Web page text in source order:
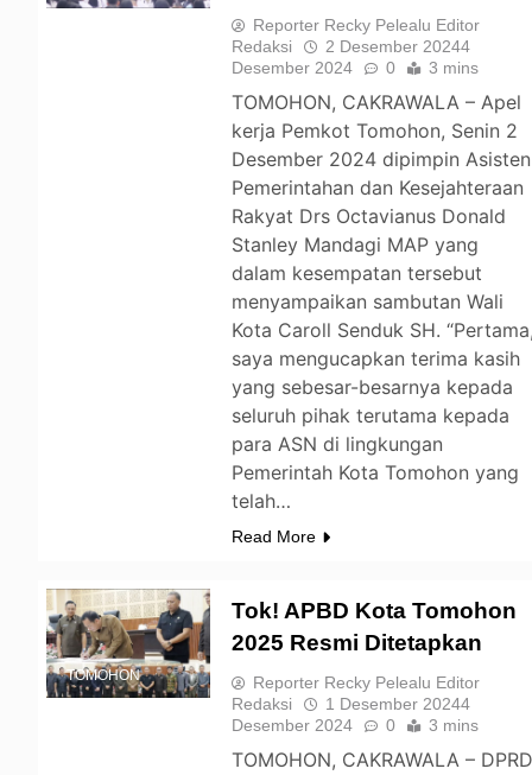
Reporter Recky Pelealu Editor
Redaksi
2 Desember 20244
Desember 2024
0 3 mins
TOMOHON, CAKRAWALA – Apel
kerja Pemkot Tomohon, Senin 2
Desember 2024 dipimpin Asisten
Pemerintahan dan Kesejahteraan
Rakyat Drs Octavianus Donald
Stanley Mandagi MAP yang
dalam kesempatan tersebut
menyampaikan sambutan Wali
Kota Caroll Senduk SH.
saya mengucapkan terima kasih
yang sebesar-besarnya kepada
seluruh pihak terutama kepada
para ASN di lingkungan
Pemerintah Kota Tomohon yang
telah…
Read More
TOMOHON
Tok! APBD Kota Tomohon
2025 Resmi Ditetapkan
Reporter Recky Pelealu Editor
Redaksi
1 Desember 20244
Desember 2024
0 3 mins
TOMOHON, CAKRAWALA –